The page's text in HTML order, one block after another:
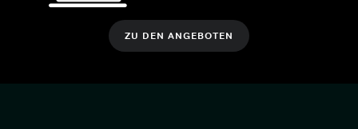
ZU DEN ANGEBOTEN